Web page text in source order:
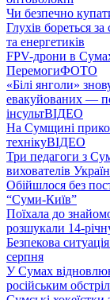
Чи безпечно
Глухів бореться
та енергетиків
FPV-дрони в
ПеремогиФОТО
«Білі янголи»
евакуйованих —
інсультВІДЕО
На Сумщині
технікуВІДЕО
Три педагоги з
вихователів
Обійшлося без
“Суми-Київ”
Поїхала до
розшукали 14-
Безпекова
серпня
У Сумах
російським